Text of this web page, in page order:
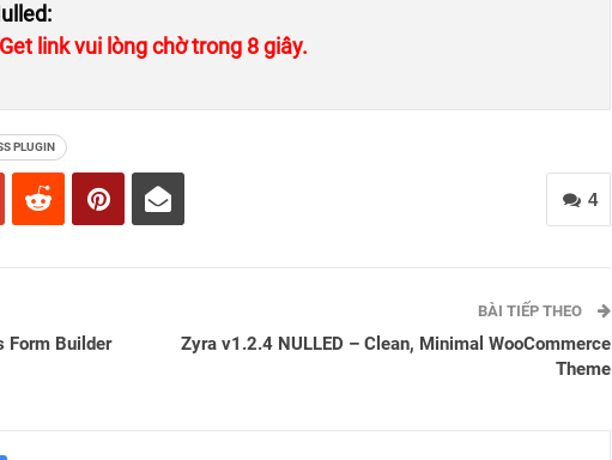
link vui lòng chờ trong 7 giây.
PLUGIN
4
Form Builder
BÀI TIẾP THEO
Zyra v1.2.4 NULLED – Clean, Minimal WooCommerce
Theme